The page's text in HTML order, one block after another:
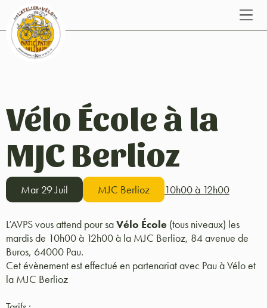
Vélo École à la
MJC Berlioz
Mar 29 Juil MJC Berlioz 10h00 à 12h00
L’AVPS vous attend pour saVélo École (tous niveaux) les
mardis de 10h00 à 12h00 à la MJC Berlioz, 84 avenue de
Buros, 64000 Pau.
Cet évènement est effectué en partenariat avec Pau à Vélo et
la MJC Berlioz